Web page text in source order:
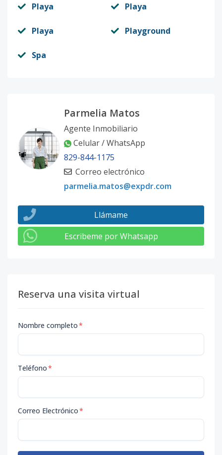
Playa Playa
Playa Playground
Spa
Parmelia Matos
Agente Inmobiliario
Celular / WhatsApp
829-844-1175
Correo electrónico
parmelia.matos@expdr.com
Llámame
Escribeme por Whatsapp
Reserva una visita virtual
Nombre completo*
Teléfono*
Correo Electrónico*